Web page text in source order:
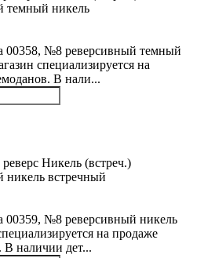
темный никель
00358, №8 реверсивный темный
специализируется на
В нали...
встречный
00359, №8 реверсивный никель
на продаже
В наличии дет...